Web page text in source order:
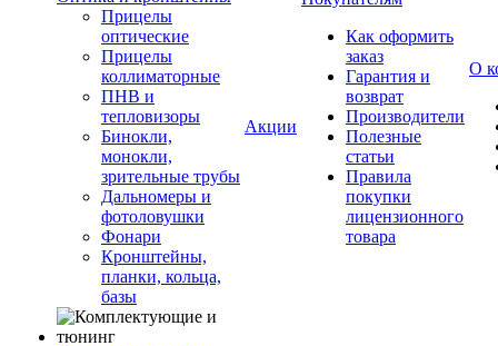
Прицелы
оптические
Прицелы
коллиматорные
ПНВ и
тепловизоры
Бинокли,
монокли,
зрительные трубы
Дальномеры и
фотоловушки
Фонари
Кронштейны,
планки, кольца,
базы
Акции
Как оформить
заказ
Гарантия и
возврат
Производители
Полезные
статьи
Правила
покупки
лицензионного
товара
О